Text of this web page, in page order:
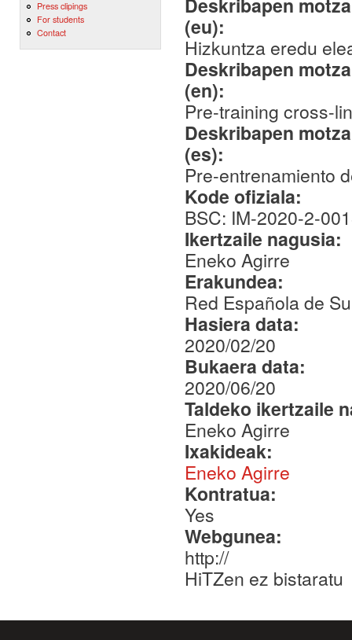
Press clipings
For students
Contact
(eu):
Hizkuntza eredu
Deskribapen
(en):
Pre-training cross-
Deskribapen
(es):
Pre-entrenamiento
Kode ofiziala:
BSC: IM-2020-2-
Ikertzaile nagusia:
Eneko Agirre
Erakundea:
Red Española de
Hasiera data:
2020/02/20
Bukaera data:
2020/06/20
Taldeko ikertzaile
Eneko Agirre
Ixakideak:
Eneko Agirre
Kontratua:
Yes
Webgunea:
http://
HiTZen ez bistaratu